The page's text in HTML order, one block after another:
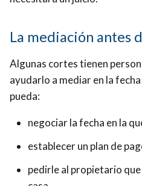
La mediación antes
Algunas cortes tienen
ayudarlo a mediar en la
pueda:
negociar la fecha en la
establecer un plan de
pedirle al propietario